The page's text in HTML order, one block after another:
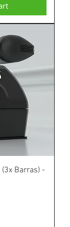
Barras) -